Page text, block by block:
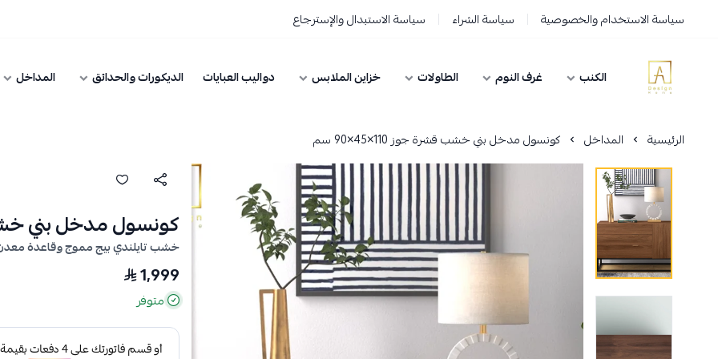
سياسة الاستخدام والخصوصية سياسة الشراء سياسة الاستبدال والإسترجاع
AD HOME الكنب غرف النوم الطاولات خزاين الملابس دواليب العبايات الديكورات والحدائق المداخل
الرئيسية المداخل كونسول مدخل بني خشب قشرة جوز 110×45×90 سم
كونسول مدخل بني خشب
خشب تايلندي بيج مموج وقاعدة
1,999
متوفر